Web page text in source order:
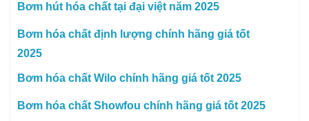
Bơm hút hóa chất tại đại việt năm 2025
Bơm hóa chất định lượng chính hãng giá tốt
2025
Bơm hóa chất Wilo chính hãng giá tốt 2025
Bơm hóa chất Showfou chính hãng giá tốt 2025